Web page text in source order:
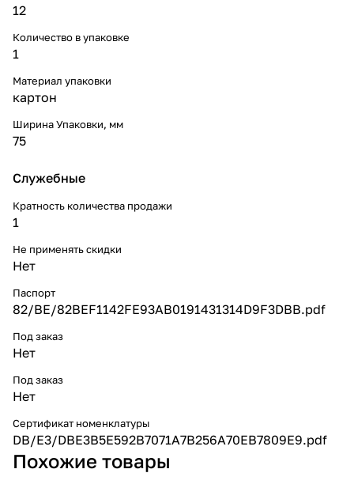
12
Количество в упаковке
1
Материал упаковки
картон
Ширина Упаковки, мм
75
Служебные
Кратность количества продажи
1
Не применять скидки
Нет
Паспорт
82/BE/82BEF1142FE93AB0191431314D9F3DBB.pdf
Под заказ
Нет
Под заказ
Нет
Сертификат номенклатуры
DB/E3/DBE3B5E592B7071A7B256A70EB7809E9.pdf
Похожие товары